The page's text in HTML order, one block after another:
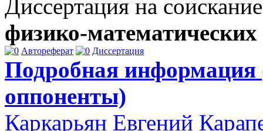
Диссертация на
физико-математических
Автореферат Диссертация
Подробная
оппоненты)
Каркарьян Евгений